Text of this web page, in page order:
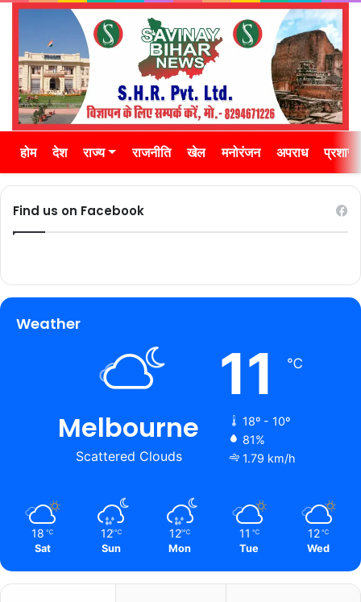
होम देश राज्य राजनीति खेल मनोरंजन अपराध
Find us on Facebook
Weather
Melbourne
Scattered Clouds
11 ℃
18º - 10º
81%
1.79 km/h
18 ℃
Sat
12 ℃
Sun
12 ℃
Mon
11 ℃
Tue
12 ℃
Wed